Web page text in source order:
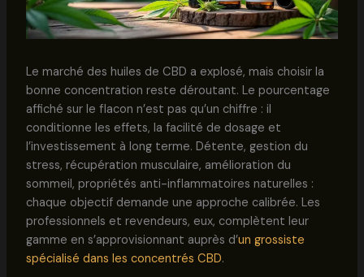
Le marché des huiles de CBD a explosé, mais choisir la
bonne concentration reste déroutant. Le pourcentage
affiché sur le flacon n’est pas qu’un chiffre : il
conditionne les effets, la facilité de dosage et
l’investissement à long terme. Détente, gestion du
stress, récupération musculaire, amélioration du
sommeil, propriétés anti-inflammatoires naturelles :
chaque objectif demande une approche calibrée. Les
professionnels et revendeurs, eux, complètent leur
gamme en s’approvisionnant auprès d’un grossiste
spécialisé dans les concentrés CBD.